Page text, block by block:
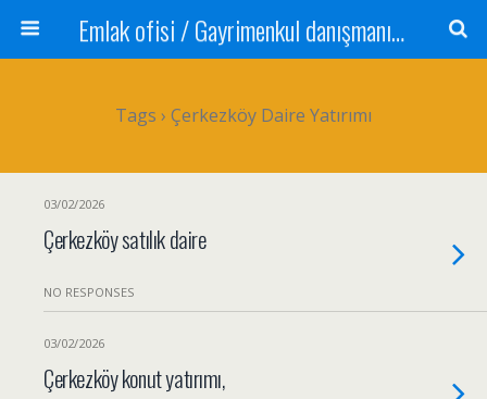
Emlak ofisi / Gayrimenkul danışmanı Satılık daire / Kiralık daire Satılık arsa / Tarla Satılık dükkan / Mağaza Devren satılık işyeri Depo ve antrepo Yatırım: Yatırımlık arsa
Tags › Çerkezköy Daire Yatırımı
03/02/2026
Çerkezköy satılık daire
NO RESPONSES
03/02/2026
Çerkezköy konut yatırımı,